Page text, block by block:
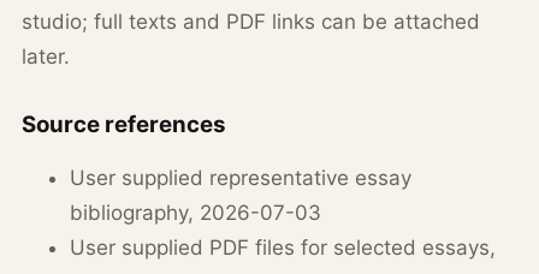
studio; full texts and PDF links can be attached
later.
Source references
User supplied representative essay
bibliography, 2026-07-03
User supplied PDF files for selected essays,